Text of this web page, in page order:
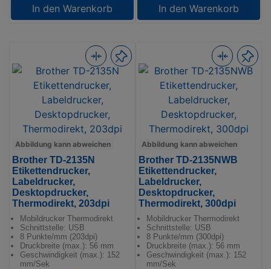
In den Warenkorb In den Warenkorb
Abbildung kann abweichen
Brother TD-2135N
Etikettendrucker,
Labeldrucker,
Desktopdrucker,
Thermodirekt, 203dpi
Mobildrucker Thermodirekt
Schnittstelle: USB
8 Punkte/mm (203dpi)
Druckbreite (max.): 56 mm
Geschwindigkeit (max.): 152
mm/Sek
Abbildung kann abweichen
Brother TD-2135NWB
Etikettendrucker,
Labeldrucker,
Desktopdrucker,
Thermodirekt, 300dpi
Mobildrucker Thermodirekt
Schnittstelle: USB
8 Punkte/mm (300dpi)
Druckbreite (max.): 56 mm
Geschwindigkeit (max.): 152
mm/Sek